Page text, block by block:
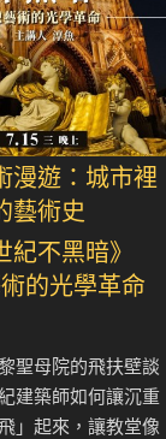
漫遊：城市裡
藝術史
紀不黑暗》
的光學革命
聖母院的飛扶壁談
建築師如何讓沉重
」起來，讓教堂像